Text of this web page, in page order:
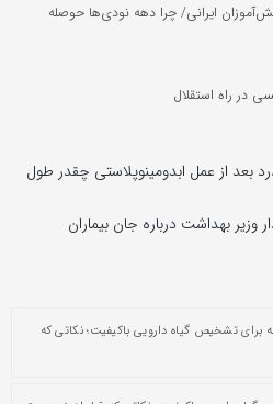
معدل ۹.۵ دانش‌آموزان ایرانی/ چرا دهه‌ نودی‌ها حوصله
در راه استقلال
بعد از عمل ابدومینوپلاستی چقدر طول
بهداشت درباره جان بیماران
برای تشخیص گیاه دارویی باکیفیت؛ نکاتی که